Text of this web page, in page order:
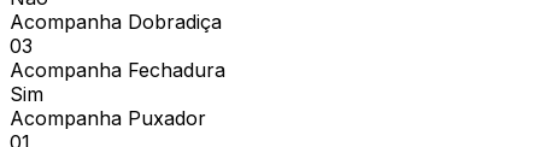
Acompanha Dobradiça
03
Acompanha Fechadura
Sim
Acompanha Puxador
01